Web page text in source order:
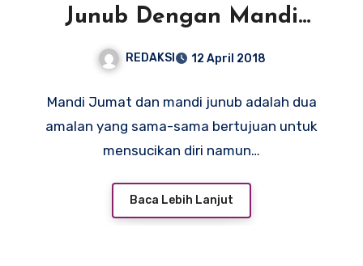
Junub Dengan Mandi
REDAKSI 12 April 2018
Mandi Jumat dan mandi junub adalah dua
amalan yang sama-sama bertujuan untuk
mensucikan diri namun…
Baca Lebih Lanjut